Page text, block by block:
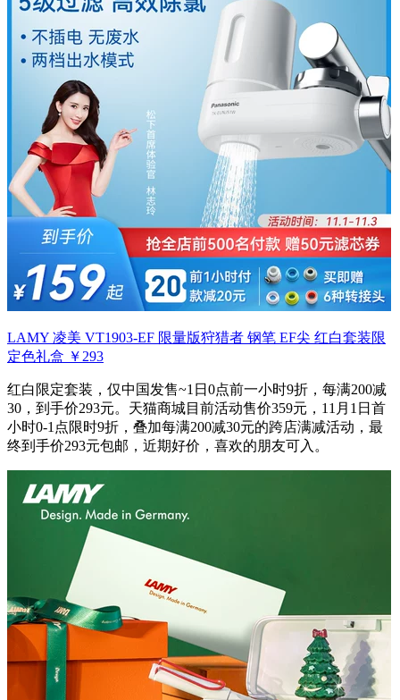
LAMY 凌美 VT1903-EF 限量版狩猎者 钢笔 EF尖 红白套装限
定色礼盒 ￥293
红白限定套装，仅中国发售~1日0点前一小时9折，每满200减
30，到手价293元。天猫商城目前活动售价359元，11月1日首
小时0-1点限时9折，叠加每满200减30元的跨店满减活动，最
终到手价293元包邮，近期好价，喜欢的朋友可入。